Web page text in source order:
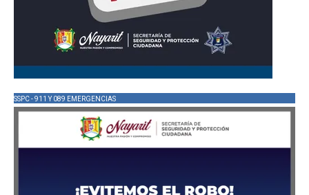
SSPC - 911 Y 089 EMERGENCIAS